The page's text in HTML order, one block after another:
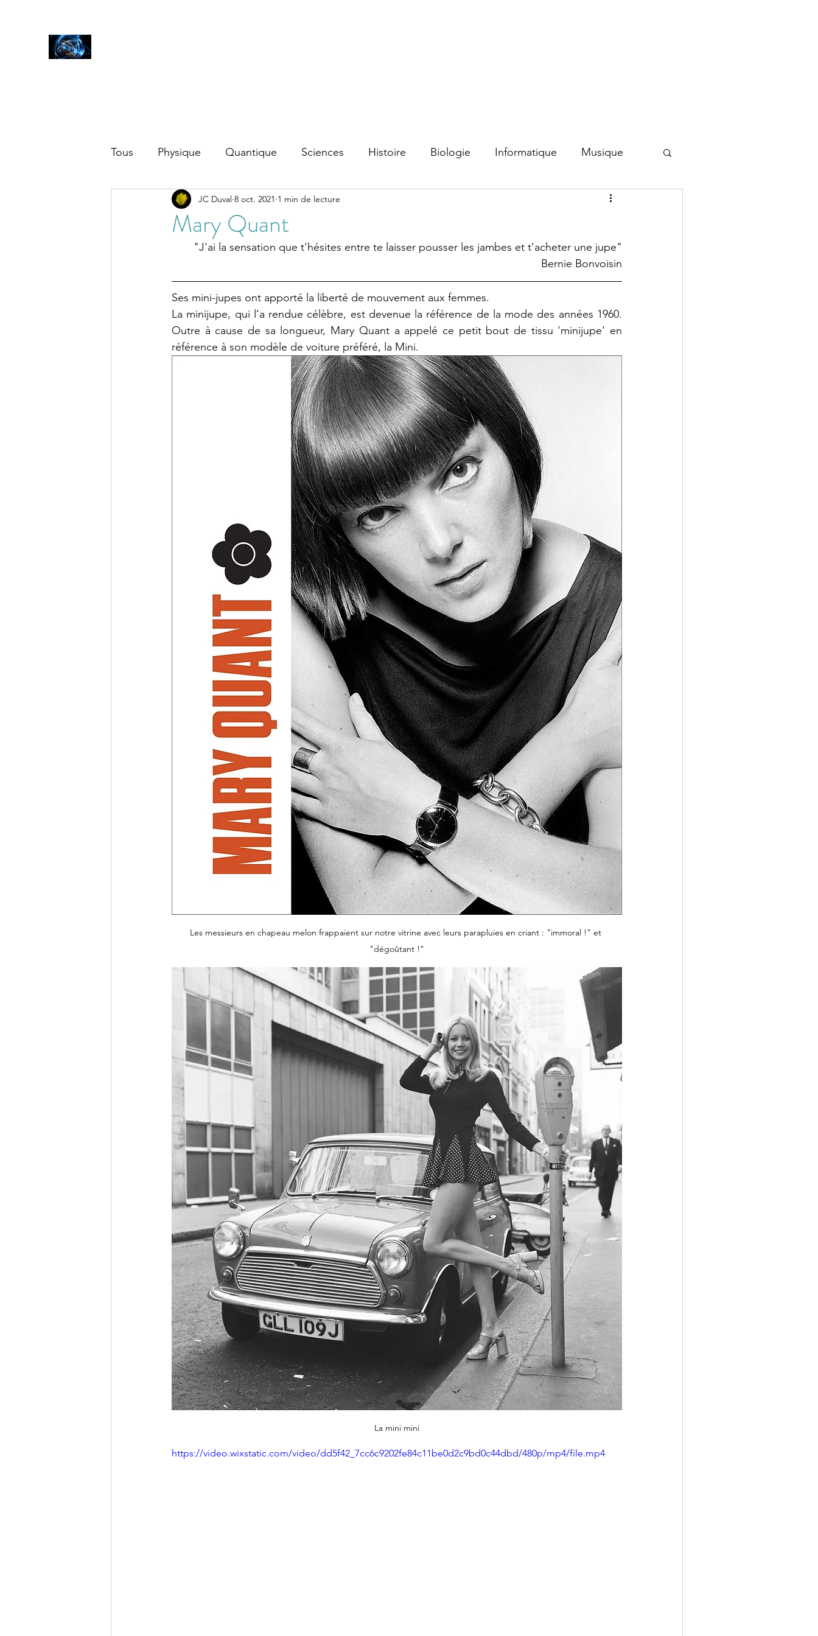
Tous Physique Quantique Sciences Histoire Biologie Informatique Musique
Mary Quant
JC Duval 8 oct. 2021 1 min de lecture
"J'ai la sensation que t'hésites entre te laisser pousser les jambes et t'acheter une jupe"
Bernie Bonvoisin
Ses mini-jupes ont apporté la liberté de mouvement aux femmes.
La minijupe, qui l’a rendue célèbre, est devenue la référence de la mode des années 1960.
Outre à cause de sa longueur, Mary Quant a appelé ce petit bout de tissu 'minijupe' en
référence à son modèle de voiture préféré, la Mini.
Les messieurs en chapeau melon frappaient sur notre vitrine avec leurs parapluies en criant : "immoral !" et
"dégoûtant !"
La mini mini
https://video.wixstatic.com/video/dd5f42_7cc6c9202fe84c11be0d2c9bd0c44dbd/480p/mp4/file.mp4